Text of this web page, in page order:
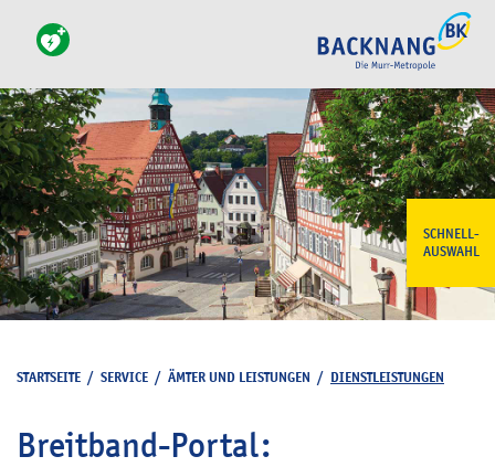
SCHNELL-
AUSWAHL
STARTSEITE / SERVICE / ÄMTER UND LEISTUNGEN / DIENSTLEISTUNGEN
Breitband-Portal: